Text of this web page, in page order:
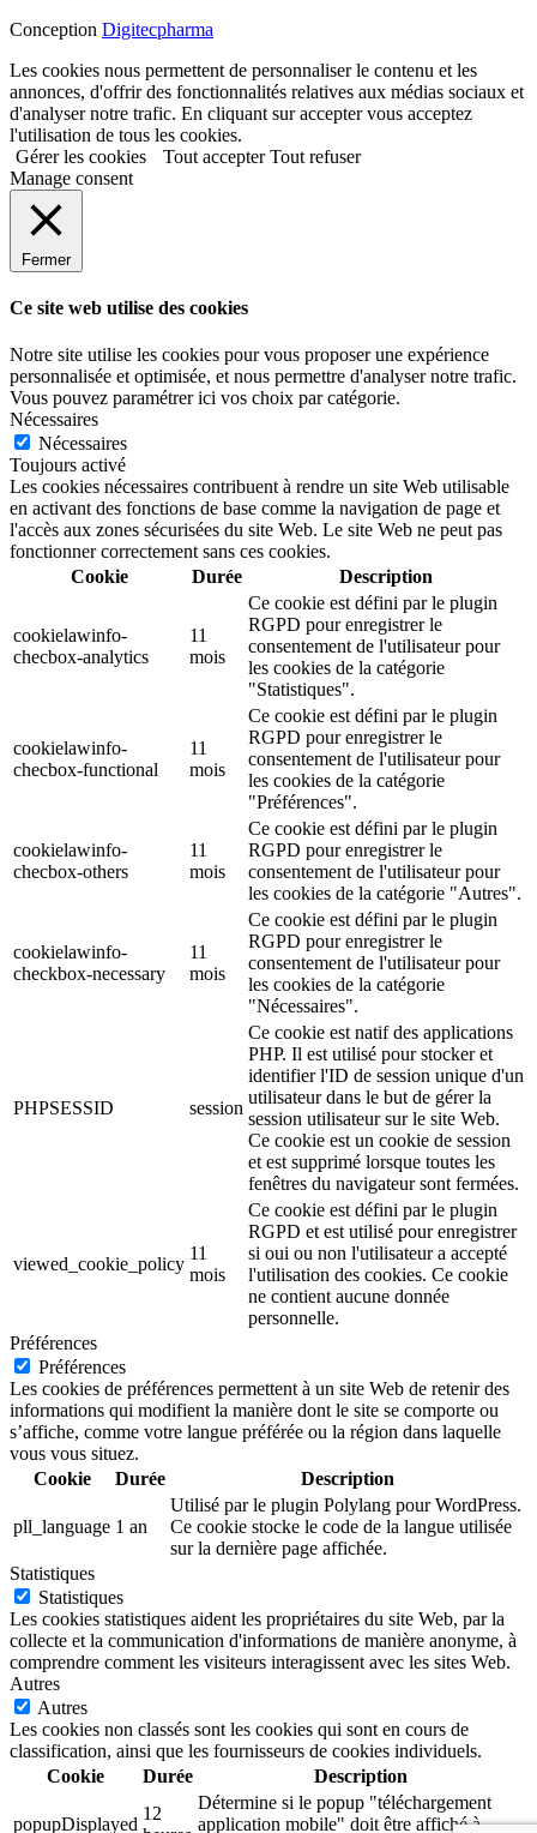
Conception Digitecpharma
Les cookies nous permettent de personnaliser le contenu et les
annonces, d'offrir des fonctionnalités relatives aux médias sociaux et
d'analyser notre trafic. En cliquant sur accepter vous acceptez
l'utilisation de tous les cookies.
Gérer les cookies
Tout accepterTout refuser
Manage consent
Fermer
Ce site web utilise des cookies
Notre site utilise les cookies pour vous proposer une expérience
personnalisée et optimisée, et nous permettre d'analyser notre trafic.
Vous pouvez paramétrer ici vos choix par catégorie.
Nécessaires
Nécessaires
Toujours activé
Les cookies nécessaires contribuent à rendre un site Web utilisable
en activant des fonctions de base comme la navigation de page et
l'accès aux zones sécurisées du site Web. Le site Web ne peut pas
fonctionner correctement sans ces cookies.
Cookie
Durée Description
cookielawinfo-
checbox-analytics
11
mois
Ce cookie est défini par le plugin
RGPD pour enregistrer le
consentement de l'utilisateur pour
les cookies de la catégorie
"Statistiques".
cookielawinfo-
checbox-functional
11
mois
Ce cookie est défini par le plugin
RGPD pour enregistrer le
consentement de l'utilisateur pour
les cookies de la catégorie
"Préférences".
cookielawinfo-
checbox-others
11
mois
Ce cookie est défini par le plugin
RGPD pour enregistrer le
consentement de l'utilisateur pour
les cookies de la catégorie "Autres".
cookielawinfo-
checkbox-necessary
11
mois
Ce cookie est défini par le plugin
RGPD pour enregistrer le
consentement de l'utilisateur pour
les cookies de la catégorie
"Nécessaires".
PHPSESSID session
Ce cookie est natif des applications
PHP. Il est utilisé pour stocker et
identifier l'ID de session unique d'un
utilisateur dans le but de gérer la
session utilisateur sur le site Web.
Ce cookie est un cookie de session
et est supprimé lorsque toutes les
fenêtres du navigateur sont fermées.
viewed_cookie_policy
11
mois
Ce cookie est défini par le plugin
RGPD et est utilisé pour enregistrer
si oui ou non l'utilisateur a accepté
l'utilisation des cookies. Ce cookie
ne contient aucune donnée
personnelle.
Préférences
Préférences
Les cookies de préférences permettent à un site Web de retenir des
informations qui modifient la manière dont le site se comporte ou
s’affiche, comme votre langue préférée ou la région dans laquelle
vous vous situez.
Cookie
Durée Description
pll_language 1 an
Utilisé par le plugin Polylang pour WordPress.
Ce cookie stocke le code de la langue utilisée
sur la dernière page affichée.
Statistiques
Statistiques
Les cookies statistiques aident les propriétaires du site Web, par la
collecte et la communication d'informations de manière anonyme, à
comprendre comment les visiteurs interagissent avec les sites Web.
Autres
Autres
Les cookies non classés sont les cookies qui sont en cours de
classification, ainsi que les fournisseurs de cookies individuels.
Cookie
Durée Description
popupDisplayed
12
Détermine si le popup "téléchargement
application mobile" doit être affiché à